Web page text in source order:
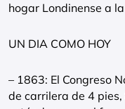
hogar Londinense a
UN DIA COMO HOY
– 1863: El Congreso
de carrilera de 4